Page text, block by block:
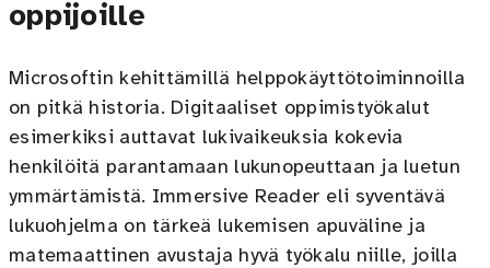
oppijoille
Microsoftin kehittämillä helppokäyttötoiminnoilla
on pitkä historia. Digitaaliset oppimistyökalut
esimerkiksi auttavat lukivaikeuksia kokevia
henkilöitä parantamaan lukunopeuttaan ja luetun
ymmärtämistä. Immersive Reader eli syventävä
lukuohjelma on tärkeä lukemisen apuväline ja
matemaattinen avustaja hyvä työkalu niille, joilla